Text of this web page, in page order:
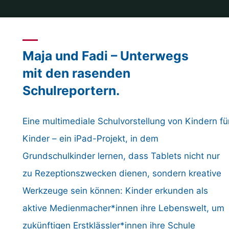
Maja und Fadi – Unterwegs
mit den rasenden
Schulreportern.
Eine multimediale Schulvorstellung von Kindern
Kinder – ein iPad-Projekt, in dem
Grundschulkinder lernen, dass Tablets nicht nur
zu Rezeptionszwecken dienen, sondern kreative
Werkzeuge sein können: Kinder erkunden als
aktive Medienmacher*innen ihre Lebenswelt, um
zukünftigen Erstklässler*innen ihre Schule